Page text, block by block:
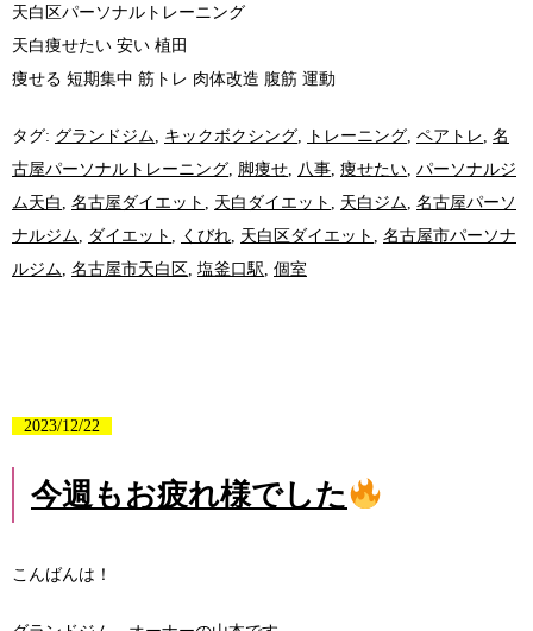
天白区パーソナルトレーニング
天白痩せたい 安い 植田
痩せる 短期集中 筋トレ 肉体改造 腹筋 運動
タグ: グランドジム, キックボクシング, トレーニング, ペアトレ, 名
古屋パーソナルトレーニング, 脚痩せ, 八事, 痩せたい, パーソナルジ
ム天白 , 名古屋ダイエット , 天白ダイエット , 天白ジム, 名古屋パーソ
ナルジム, ダイエット , くびれ, 天白区ダイエット , 名古屋市パーソナ
ルジム, 名古屋市天白区 , 塩釜口駅, 個室
2023/12/22
今週もお疲れ様でした
こんばんは！